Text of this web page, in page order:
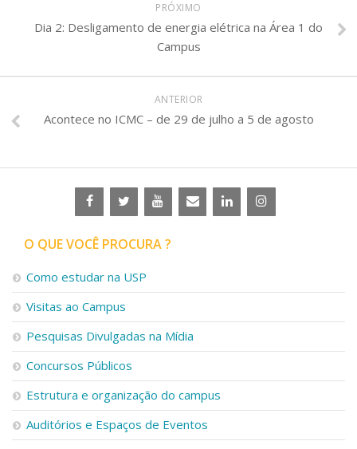
PRÓXIMO
Dia 2: Desligamento de energia elétrica na Área 1 do
Campus
ANTERIOR
Acontece no ICMC – de 29 de julho a 5 de agosto
O QUE VOCÊ PROCURA ?
Como estudar na USP
Visitas ao Campus
Pesquisas Divulgadas na Mídia
Concursos Públicos
Estrutura e organização do campus
Auditórios e Espaços de Eventos